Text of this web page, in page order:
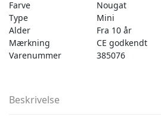
antal
Farve
Nougat
Type
Mini
Alder
Fra 10 år
Mærkning
CE godkendt
Varenummer
385076
Beskrivelse